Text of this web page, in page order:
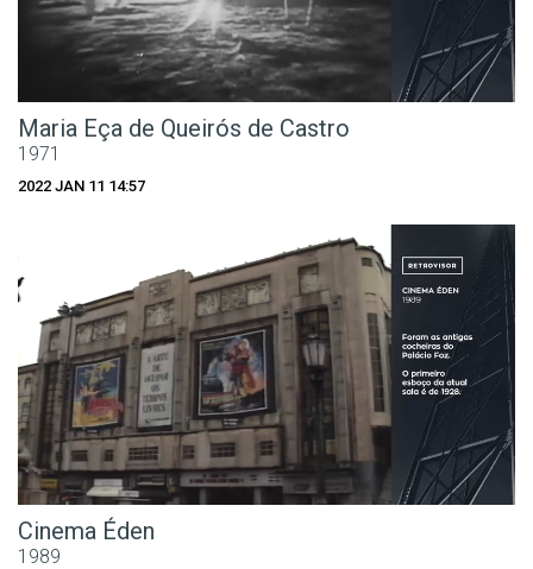
Maria Eça de Queirós de Castro
1971
2022 JAN 11 14:57
Cinema Éden
1989